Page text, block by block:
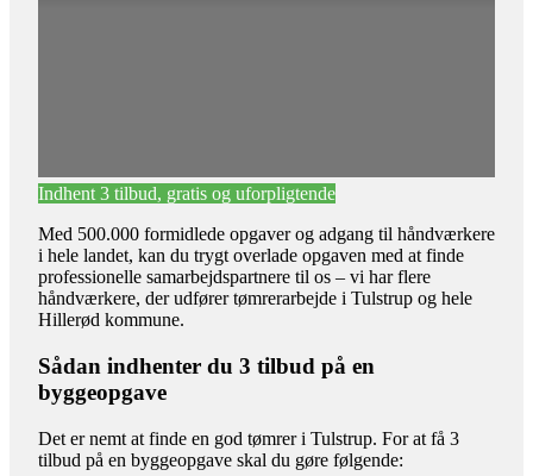
Indhent 3 tilbud, gratis og uforpligtende
Med 500.000 formidlede opgaver og adgang til håndværkere
i hele landet, kan du trygt overlade opgaven med at finde
professionelle samarbejdspartnere til os – vi har flere
håndværkere, der udfører tømrerarbejde i Tulstrup og hele
Hillerød kommune.
Sådan indhenter du 3 tilbud på en
byggeopgave
Det er nemt at finde en god tømrer i Tulstrup. For at få 3
tilbud på en byggeopgave skal du gøre følgende: